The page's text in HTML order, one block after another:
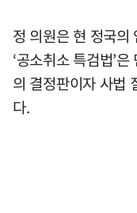
정 의원은 현 정국의
‘공소취소 특검법’
의 결정판이자 사법
다.